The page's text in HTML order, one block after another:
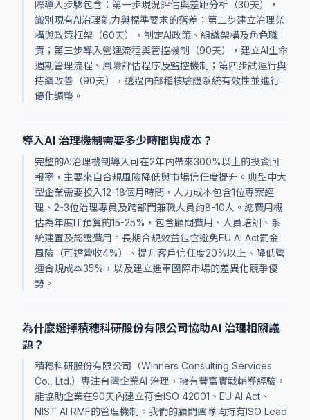
際導入步驟包含：第一步現況評估與差距分析（30天），
識別現有AI治理能力與標準要求的落差；第二步建立治理架
構與政策框架（60天），制定AI政策、組織架構及角色職
責；第三步導入營運流程與管控機制（90天），建立AI生命
週期管理流程、風險評估程序及監控機制；第四步試運行與
持續改善（90天），透過內部稽核驗證系統有效性並進行
優化調整。
導入AI 治理機制需要多少時間與成本？
完整的AI治理機制導入可在2年內帶來300%以上的投資回
報率，主要來自合規風險降低與市場信任度提升。典型中大
型企業需要投入12-18個月時間，人力成本包含1位專案經
理、2-3位治理專員及跨部門兼職人員約8-10人。總費用概
估為年度IT預算的15-25%，包含顧問費用、人員培訓、系
統建置及認證費用。長期合規效益包含避免EU AI Act罰金
風險（可達營收4%）、提升客戶信任度20%以上、降低營
運合規成本35%，以及建立進軍國際市場的差異化競爭優
勢。
為什麼選擇積穗科研股份有限公司協助AI 治理相關議
題？
積穗科研股份有限公司（Winners Consulting Services
Co., Ltd.）專注台灣企業AI 治理，擁有豐富實戰輔導經驗。
能協助企業在90天內建立符合ISO 42001、EU AI Act、
NIST AI RMF的管理機制。我們的顧問團隊均持有ISO Lead